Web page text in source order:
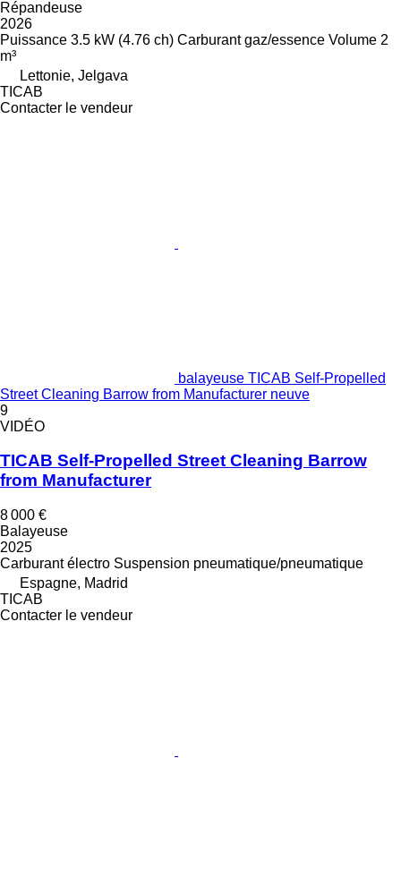
Répandeuse
2026
Puissance 3.5 kW (4.76 ch) Carburant gaz/essence Volume 2
m³
Lettonie, Jelgava
TICAB
Contacter le vendeur
balayeuse TICAB Self-Propelled
Street Cleaning Barrow from Manufacturer neuve
9
VIDÉO
TICAB Self-Propelled Street Cleaning Barrow
from Manufacturer
8 000 €
Balayeuse
2025
Carburant électro Suspension pneumatique/pneumatique
Espagne, Madrid
TICAB
Contacter le vendeur